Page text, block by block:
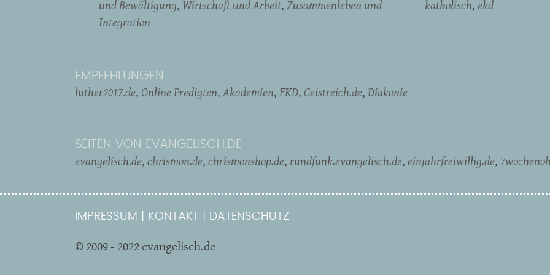
und Bewältigung Wirtschaft und Arbeit Zusammenleben und
Integration
katholisch ekd
EMPFEHLUNGEN
luther2017.de Online Predigten Akademien EKD Geistreich.de Diakonie
SEITEN VON EVANGELISCH.DE
evangelisch.de chrismon.de chrismonshop.de rundfunk.evangelisch.de einjahrfreiwillig.de
IMPRESSUM KONTAKT DATENSCHUTZ
© 2009 - 2022 evangelisch.de